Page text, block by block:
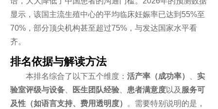
显示，该国主流生殖中心的平均临床妊娠率已达到55%至
70%，部分顶尖机构甚至超过75%，与发达国家水平看
齐。
排名依据与解读方法
本排名综合了以下五个维度： 活产率（成功率）
实
验室评级与设备、 医生团队经验、 患者满意度以及 服务可
及性（如语言支持、费用透明度）
。需要特别说明的是，